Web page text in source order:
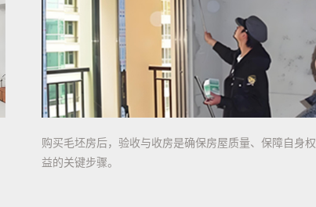
购买毛坯房后，验收与收房是确保房屋质量、保障自身权
益的关键步骤。